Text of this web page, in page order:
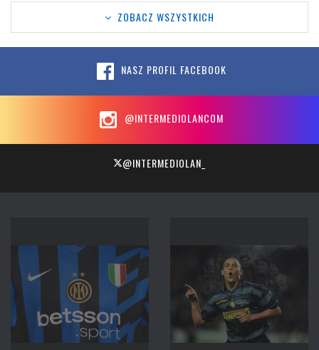
ZOBACZ WSZYSTKICH
NASZ PROFIL FACEBOOK
@INTERMEDIOLANCOM
@INTERMEDIOLAN_